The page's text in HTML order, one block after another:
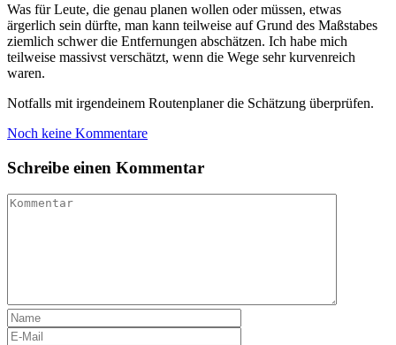
Was für Leute, die genau planen wollen oder müssen, etwas
ärgerlich sein dürfte, man kann teilweise auf Grund des Maßstabes
ziemlich schwer die Entfernungen abschätzen. Ich habe mich
teilweise massivst verschätzt, wenn die Wege sehr kurvenreich
waren.
Notfalls mit irgendeinem Routenplaner die Schätzung überprüfen.
Noch keine Kommentare
Schreibe einen Kommentar